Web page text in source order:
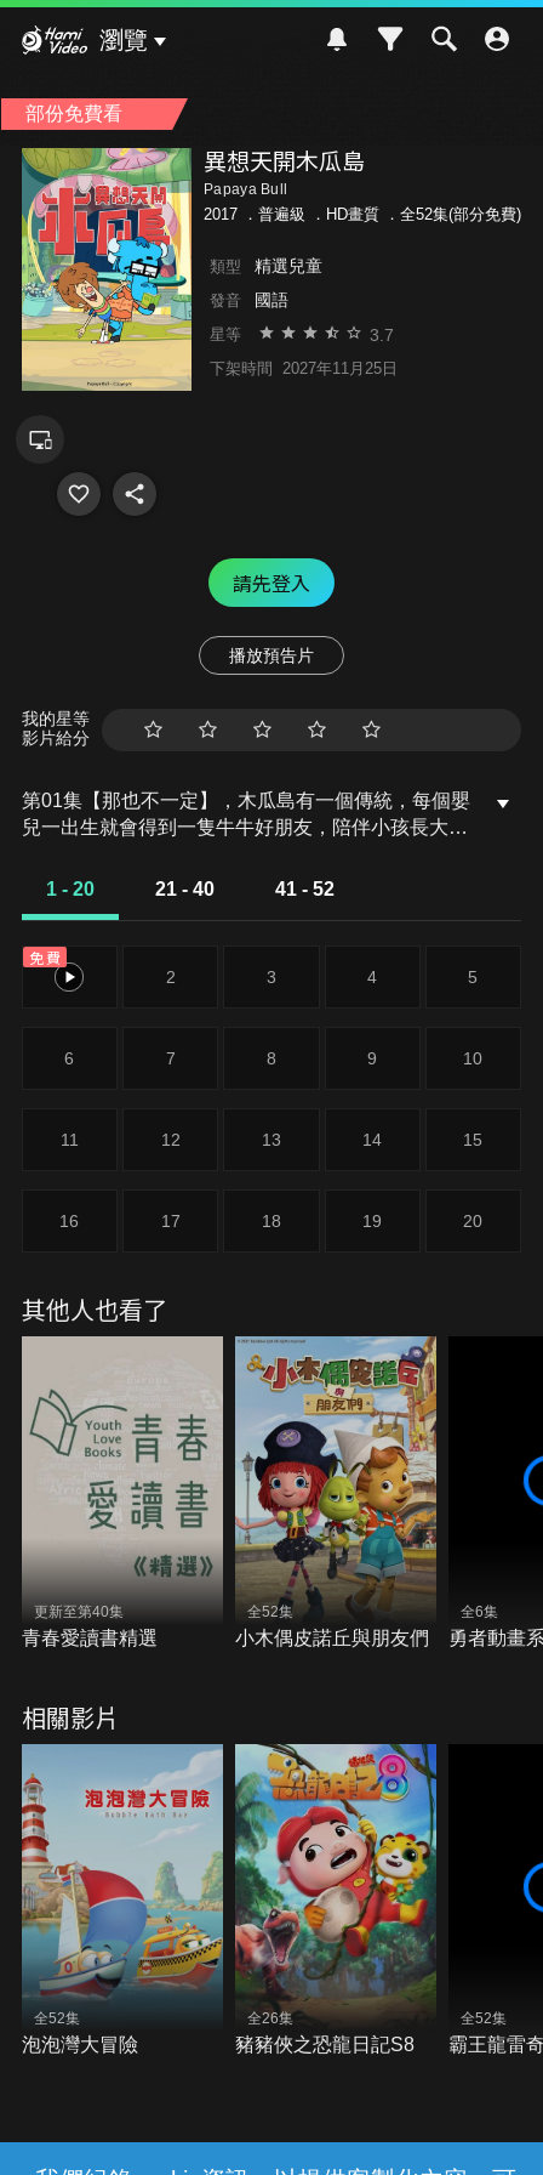
瀏覽
部份免費看
異想天開木瓜島
Papaya Bull
2017 ． 普遍級 ．HD畫質 ．全52集(部分免費)
類型 精選兒童
發音 國語
星等 3.7
下架時間 2027年11月25日
請先登入
播放預告片
我的星等
影片給分
第01集【那也不一定】，木瓜島有一個傳統，每個嬰
兒一出生就會得到一隻牛牛好朋友，陪伴小孩長大到
實很不開心。終於，庫佩要13歲了，而他似乎還沒意
1 - 20 21 - 40 41 - 52
免費
1 2 3 4 5
6 7 8 9 10
11 12 13 14 15
16 17 18 19 20
其他人也看了
更新至第40集
青春愛讀書精選
全52集
小木偶皮諾丘與朋友們
全6集
勇者動畫
相關影片
全52集
泡泡灣大冒險
全26集
豬豬俠之恐龍日記S8
全52集
霸王龍雷